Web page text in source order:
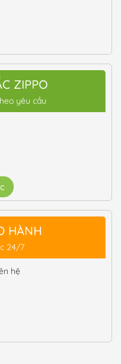
ZIPPO
yêu cầu
HÀNH
24/7
hệ